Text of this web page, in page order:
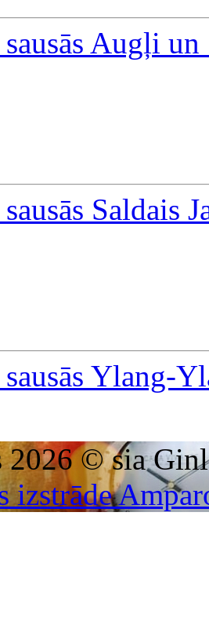
sausās Augļi
sausās Saldais
sausās Ylang-
2026 © sia
izstrāde